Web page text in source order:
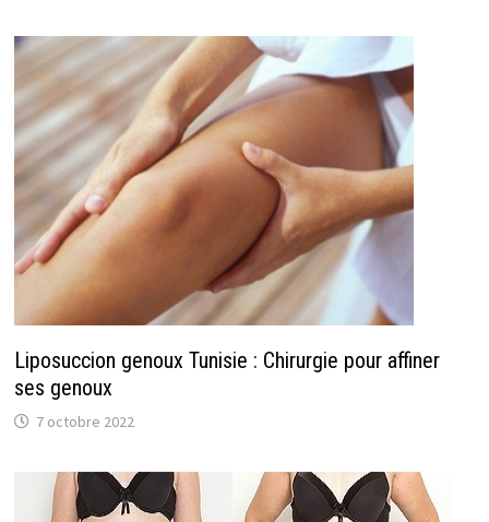
Liposuccion genoux Tunisie : Chirurgie pour affiner
ses genoux
7 octobre 2022